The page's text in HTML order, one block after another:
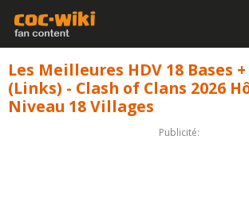
Les Meilleures HDV 18 Bases
(Links) - Clash of Clans 2026
Niveau 18 Villages
Publicité: